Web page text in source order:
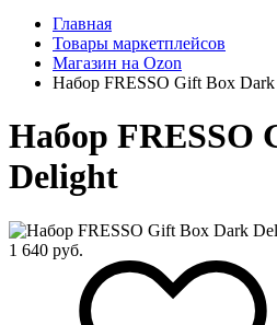
Главная
Товары маркетплейсов
Магазин на Ozon
Набор FRESSO Gift Box
Набор FRESSO
Delight
1 640 руб.